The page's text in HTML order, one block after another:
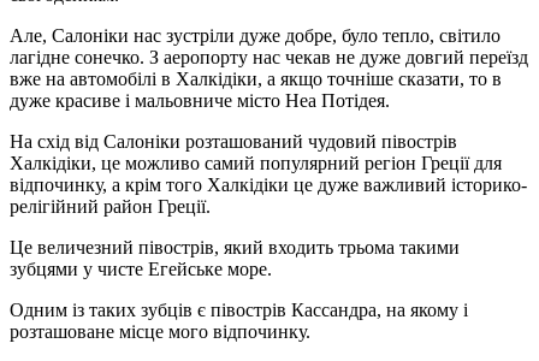
Але, Салоніки нас зустріли дуже добре, було тепло, світило
лагідне сонечко. З аеропорту нас чекав не дуже довгий переїзд
вже на автомобілі в Халкідіки, а якщо точніше сказати, то в
дуже красиве і мальовниче місто Неа Потідея.
На схід від Салоніки розташований чудовий півострів
Халкідіки, це можливо самий популярний регіон Греції для
відпочинку, а крім того Халкідіки це дуже важливий історико-
релігійний район Греції.
Це величезний півострів, який входить трьома такими
зубцями у чисте Егейське море.
Одним із таких зубців є півострів Кассандра, на якому і
розташоване місце мого відпочинку.